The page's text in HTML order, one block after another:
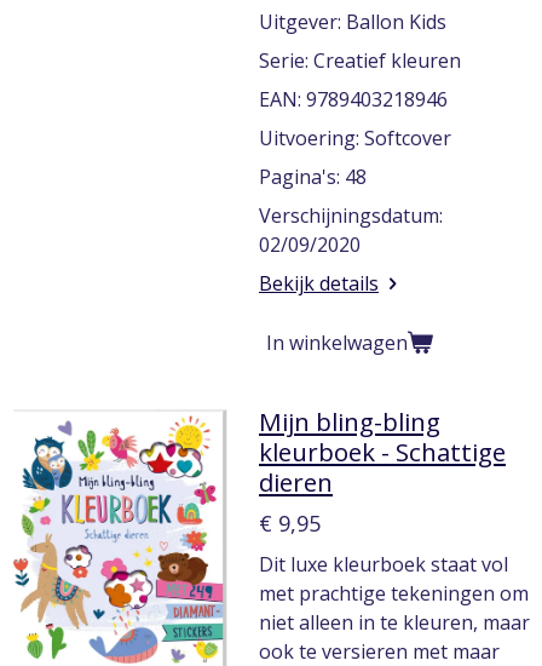
Uitgever: Ballon Kids
Serie: Creatief kleuren
EAN: 9789403218946
Uitvoering: Softcover
Pagina's: 48
Verschijningsdatum:
02/09/2020
Bekijk details
In winkelwagen
Mijn bling-bling
kleurboek - Schattige
dieren
€ 9,95
Dit luxe kleurboek staat vol
met prachtige tekeningen om
niet alleen in te kleuren, maar
ook te versieren met maar